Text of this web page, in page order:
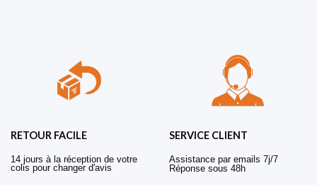
RETOUR FACILE
14 jours à la réception de votre
colis pour changer d'avis
SERVICE CLIENT
Assistance par emails 7j/7
Réponse sous 48h